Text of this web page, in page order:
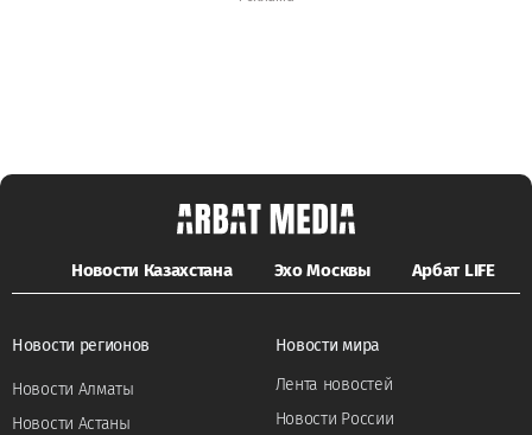
Новости Казахстана Эхо Москвы Арбат LIFE
Новости регионов
Новости Алматы
Новости Астаны
Новости мира
Лента новостей
Новости России